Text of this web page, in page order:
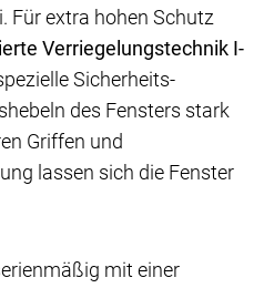
Für extra hohen Schutz
Verriegelungstechnik I-
Sicherheits-
des Fensters stark
Griffen und
lassen sich die Fenster
mit einer